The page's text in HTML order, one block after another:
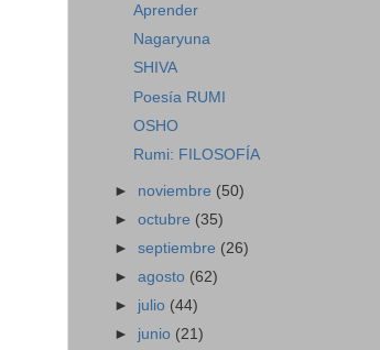
Aprender
Nagaryuna
SHIVA
Poesía RUMI
OSHO
Rumi: FILOSOFÍA
► noviembre (50)
►octubre (35)
►septiembre (26)
►agosto (62)
► julio (44)
► junio (21)